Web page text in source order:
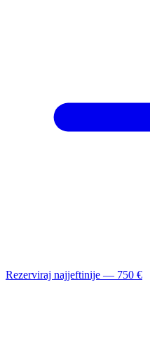
Rezerviraj najjeftinije — 750 €